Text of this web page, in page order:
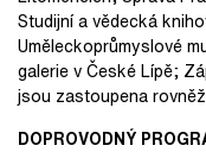
Studijní a vědecká
Uměleckoprůmyslové
galerie v České Lípě;
jsou zastoupena
DOPROVODNÝ